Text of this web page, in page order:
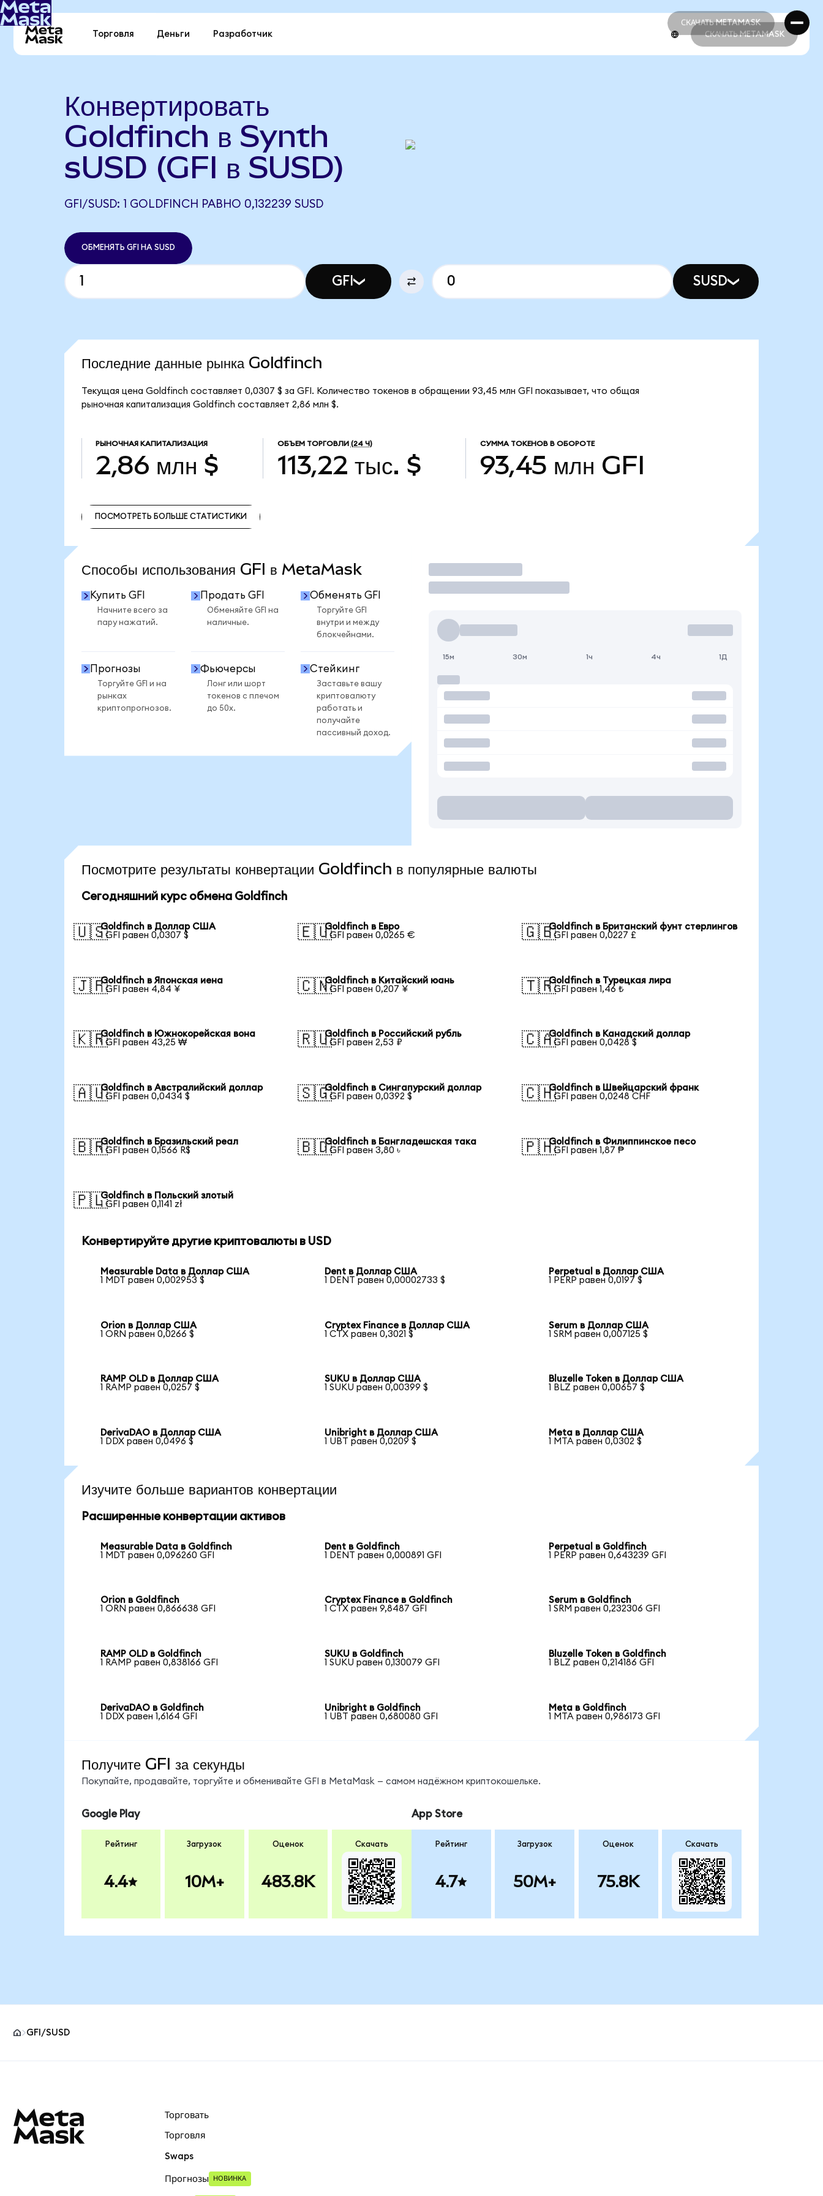
СКАЧАТЬ METAMASK
СКАЧАТЬ METAMASK
Торговля Деньги Разработчик СКАЧАТЬ METAMASK
Конвертировать
Goldfinch в Synth
sUSD (GFI в SUSD)
GFI/SUSD: 1 GOLDFINCH РАВНО 0,132239 SUSD
ОБМЕНЯТЬ GFI НА SUSD
GFI SUSD
Последние данные рынка Goldfinch
Текущая цена Goldfinch составляет 0,0307 $ за GFI. Количество токенов в обращении 93,45 млн GFI показывает, что общая
рыночная капитализация Goldfinch составляет 2,86 млн $.
РЫНОЧНАЯ КАПИТАЛИЗАЦИЯ
2,86 млн $
ОБЪЕМ ТОРГОВЛИ (24 Ч)
113,22 тыс. $
СУММА ТОКЕНОВ В ОБОРОТЕ
93,45 млн GFI
ПОСМОТРЕТЬ БОЛЬШЕ СТАТИСТИКИ
Способы использования GFI в MetaMask
Купить GFI
Начните всего за
пару нажатий.
Продать GFI
Обменяйте GFI на
наличные.
Обменять GFI
Торгуйте GFI
внутри и между
блокчейнами.
Прогнозы
Торгуйте GFI и на
рынках
криптопрогнозов.
Фьючерсы
Лонг или шорт
токенов с плечом
до 50x.
Стейкинг
Заставьте вашу
криптовалюту
работать и
получайте
пассивный доход.
Торговать
15м 30м 1ч 4ч 1Д
Посмотрите результаты конвертации Goldfinch в популярные валюты
Сегодняшний курс обмена Goldfinch
🇺🇸Goldfinch в Доллар США
1 GFI равен 0,0307 $
🇪🇺Goldfinch в Евро
1 GFI равен 0,0265 €
🇬🇧Goldfinch в Британский фунт стерлингов
1 GFI равен 0,0227 £
🇯🇵Goldfinch в Японская иена
1 GFI равен 4,84 ¥
🇨🇳Goldfinch в Китайский юань
1 GFI равен 0,207 ¥
🇹🇷Goldfinch в Турецкая лира
1 GFI равен 1,46 ₺
🇰🇷Goldfinch в Южнокорейская вона
1 GFI равен 43,25 ₩
🇷🇺Goldfinch в Российский рубль
1 GFI равен 2,53 ₽
🇨🇦Goldfinch в Канадский доллар
1 GFI равен 0,0428 $
🇦🇺Goldfinch в Австралийский доллар
1 GFI равен 0,0434 $
🇸🇬Goldfinch в Сингапурский доллар
1 GFI равен 0,0392 $
🇨🇭Goldfinch в Швейцарский франк
1 GFI равен 0,0248 CHF
🇧🇷Goldfinch в Бразильский реал
1 GFI равен 0,1566 R$
🇧🇩Goldfinch в Бангладешская така
1 GFI равен 3,80 ৳
🇵🇭Goldfinch в Филиппинское песо
1 GFI равен 1,87 ₱
🇵🇱Goldfinch в Польский злотый
1 GFI равен 0,1141 zł
Конвертируйте другие криптовалюты в USD
Measurable Data в Доллар США
1 MDT равен 0,002953 $
Dent в Доллар США
1 DENT равен 0,00002733 $
Perpetual в Доллар США
1 PERP равен 0,0197 $
Orion в Доллар США
1 ORN равен 0,0266 $
Cryptex Finance в Доллар США
1 CTX равен 0,3021 $
Serum в Доллар США
1 SRM равен 0,007125 $
RAMP OLD в Доллар США
1 RAMP равен 0,0257 $
SUKU в Доллар США
1 SUKU равен 0,00399 $
Bluzelle Token в Доллар США
1 BLZ равен 0,00657 $
DerivaDAO в Доллар США
1 DDX равен 0,0496 $
Unibright в Доллар США
1 UBT равен 0,0209 $
Meta в Доллар США
1 MTA равен 0,0302 $
Изучите больше вариантов конвертации
Расширенные конвертации активов
Measurable Data в Goldfinch
1 MDT равен 0,096260 GFI
Dent в Goldfinch
1 DENT равен 0,000891 GFI
Perpetual в Goldfinch
1 PERP равен 0,643239 GFI
Orion в Goldfinch
1 ORN равен 0,866638 GFI
Cryptex Finance в Goldfinch
1 CTX равен 9,8487 GFI
Serum в Goldfinch
1 SRM равен 0,232306 GFI
RAMP OLD в Goldfinch
1 RAMP равен 0,838166 GFI
SUKU в Goldfinch
1 SUKU равен 0,130079 GFI
Bluzelle Token в Goldfinch
1 BLZ равен 0,214186 GFI
DerivaDAO в Goldfinch
1 DDX равен 1,6164 GFI
Unibright в Goldfinch
1 UBT равен 0,680080 GFI
Meta в Goldfinch
1 MTA равен 0,986173 GFI
Получите GFI за секунды
Покупайте, продавайте, торгуйте и обменивайте GFI в MetaMask — самом надёжном криптокошельке.
Google Play
Рейтинг
4.4
Загрузок
10M+
Оценок
483.8K
Скачать
App Store
Рейтинг
4.7
Загрузок
50M+
Оценок
75.8K
Скачать
GFI/SUSD
Торговать
Торговля
Swaps
Прогнозы НОВИНКА